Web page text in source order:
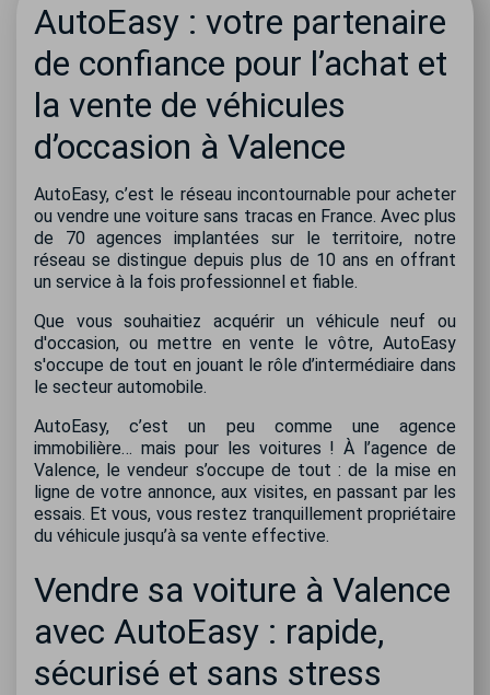
AutoEasy : votre partenaire
de confiance pour l’achat et
la vente de véhicules
d’occasion à Valence
AutoEasy, c’est le réseau incontournable pour acheter
ou vendre une voiture sans tracas en France. Avec plus
de 70 agences implantées sur le territoire, notre
réseau se distingue depuis plus de 10 ans en offrant
un service à la fois professionnel et fiable.
Que vous souhaitiez acquérir un véhicule neuf ou
d'occasion, ou mettre en vente le vôtre, AutoEasy
s'occupe de tout en jouant le rôle d’intermédiaire dans
le secteur automobile.
AutoEasy, c’est un peu comme une agence
immobilière… mais pour les voitures ! À l’agence de
Valence, le vendeur s’occupe de tout : de la mise en
ligne de votre annonce, aux visites, en passant par les
essais. Et vous, vous restez tranquillement propriétaire
du véhicule jusqu’à sa vente effective.
Vendre sa voiture à Valence
avec AutoEasy : rapide,
sécurisé et sans stress